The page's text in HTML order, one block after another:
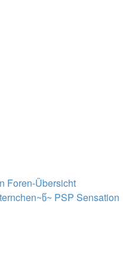
Foren-Übersicht
PSP Sensation